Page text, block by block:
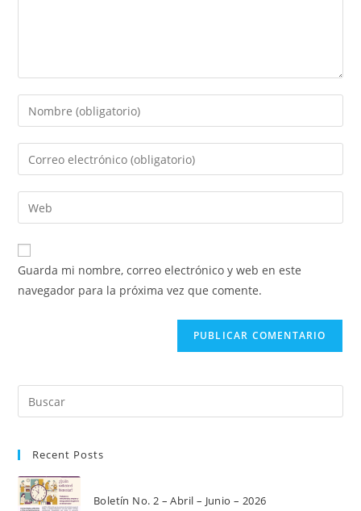
Introduce
tu
nombre
de
usuario
para
comentar
Introduce
tu
dirección
de
electrónico
para
comentar
Introduce
la
URL
de
Guarda mi nombre, correo electrónico y web en este
navegador para la próxima vez que comente.
Recent Posts
Boletín No. 2 – Abril – Junio – 2026